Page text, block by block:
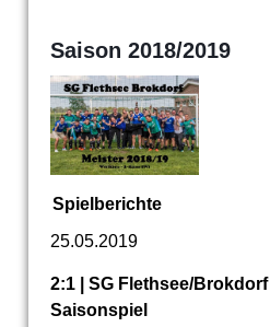
Saison 2018/2019
Spielberichte
25.05.2019
2:1 | SG Flethsee/
Saisonspiel